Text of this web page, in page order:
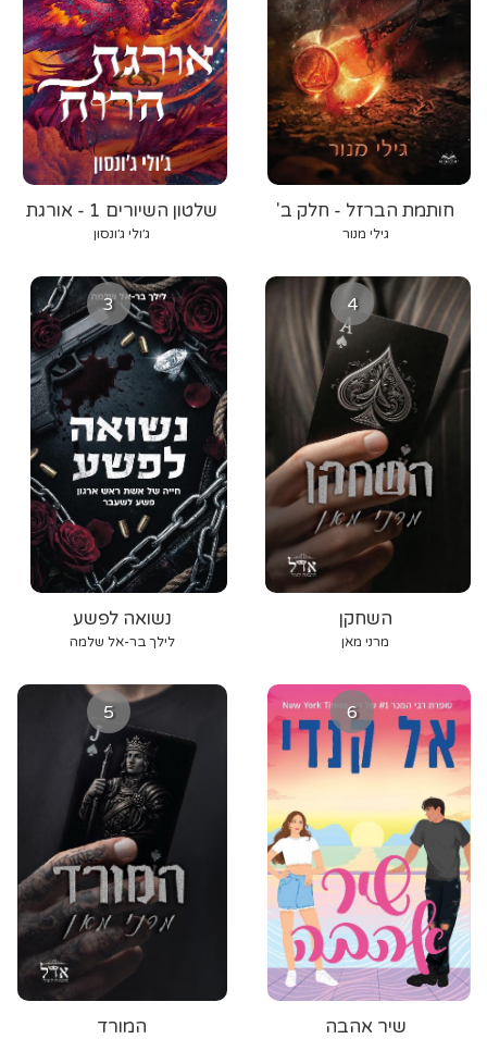
שלטון השיורים 1 - אורגת
הרוח
ג׳ולי ג׳ונסון
חותמת הברזל - חלק ב'
גילי מנור
3
נשואה לפשע
לילך בר-אל שלמה
4
השחקן
מרני מאן
5
המורד
6
שיר אהבה